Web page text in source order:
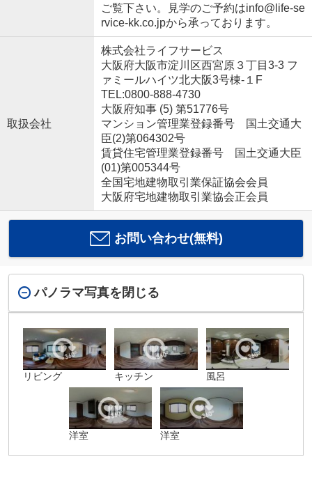
ご覧下さい。見学のご予約はinfo@life-se
rvice-kk.co.jpから承っております。
取扱会社
株式会社ライフサービス
大阪府大阪市淀川区西宮原３丁目3-3 フ
ァミールハイツ北大阪3号棟-１F
TEL:0800-888-4730
大阪府知事 (5) 第51776号
マンション管理業登録番号 国土交通大
臣(2)第064302号
賃貸住宅管理業登録番号 国土交通大臣
(01)第005344号
全国宅地建物取引業保証協会会員
大阪府宅地建物取引業協会正会員
お問い合わせ(無料)
パノラマ写真を閉じる
リビング キッチン 風呂
洋室 洋室